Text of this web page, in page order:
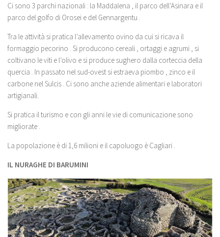
Ci sono 3 parchi nazionali : la Maddalena , il parco dell’Asinara e il
parco del golfo di Orosei e del Gennargentu .
Tra le attività si pratica l’allevamento ovino da cui si ricava il
formaggio pecorino . Si producono cereali , ortaggi e agrumi , si
coltivano le viti e l’olivo e si produce sughero dalla corteccia della
quercia . In passato nel sud-ovest si estraeva piombo , zinco e il
carbone nel Sulcis . Ci sono anche aziende alimentari e laboratori
artigianali.
Si pratica il turismo e con gli anni le vie di comunicazione sono
migliorate .
La popolazione è di 1,6 milioni e il capoluogo è Cagliari .
IL NURAGHE DI BARUMINI